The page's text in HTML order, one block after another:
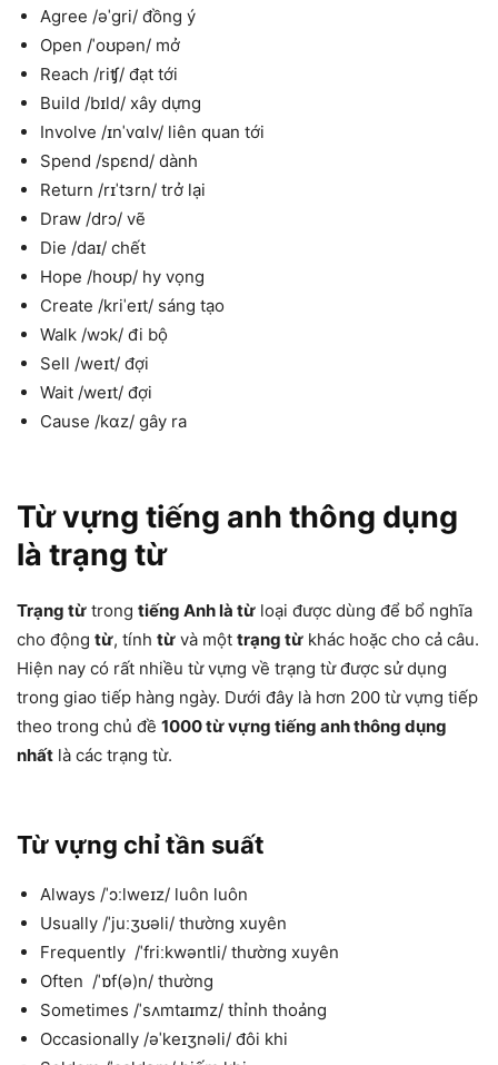
Agree /əˈgri/ đồng ý
Open /ˈoʊpən/ mở
Reach /riʧ/ đạt tới
Build /bɪld/ xây dựng
Involve /ɪnˈvɑlv/ liên quan tới
Spend /spɛnd/ dành
Return /rɪˈtɜrn/ trở lại
Draw /drɔ/ vẽ
Die /daɪ/ chết
Hope /hoʊp/ hy vọng
Create /kriˈeɪt/ sáng tạo
Walk /wɔk/ đi bộ
Sell /weɪt/ đợi
Wait /weɪt/ đợi
Cause /kɑz/ gây ra
Từ vựng tiếng anh thông dụng
là trạng từ
Trạng từ trong tiếng Anh là từ loại được dùng để bổ nghĩa
cho động từ, tính từ và một trạng từ khác hoặc cho cả câu.
Hiện nay có rất nhiều từ vựng về trạng từ được sử dụng
trong giao tiếp hàng ngày. Dưới đây là hơn 200 từ vựng tiếp
theo trong chủ đề 1000 từ vựng tiếng anh thông dụng
nhất là các trạng từ.
Từ vựng chỉ tần suất
Always /ˈɔːlweɪz/ luôn luôn
Usually /ˈjuːʒʊəli/ thường xuyên
Frequently /ˈfriːkwəntli/ thường xuyên
Often /ˈɒf(ə)n/ thường
Sometimes /ˈsʌmtaɪmz/ thỉnh thoảng
Occasionally /əˈkeɪʒnəli/ đôi khi